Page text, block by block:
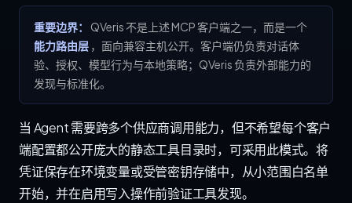
重要边界：
QVeris 不是上述 MCP 客户端之一，而是一个
能力路由层 ，面向兼容主机公开。客户端仍负责对话体
验、授权、模型行为与本地策略；QVeris 负责外部能力的
发现与标准化。
当 Agent 需要跨多个供应商调用能力，但不希望每个客户
端配置都公开庞大的静态工具目录时，可采用此模式。将
凭证保存在环境变量或受管密钥存储中，从小范围白名单
开始，并在启用写入操作前验证工具发现。